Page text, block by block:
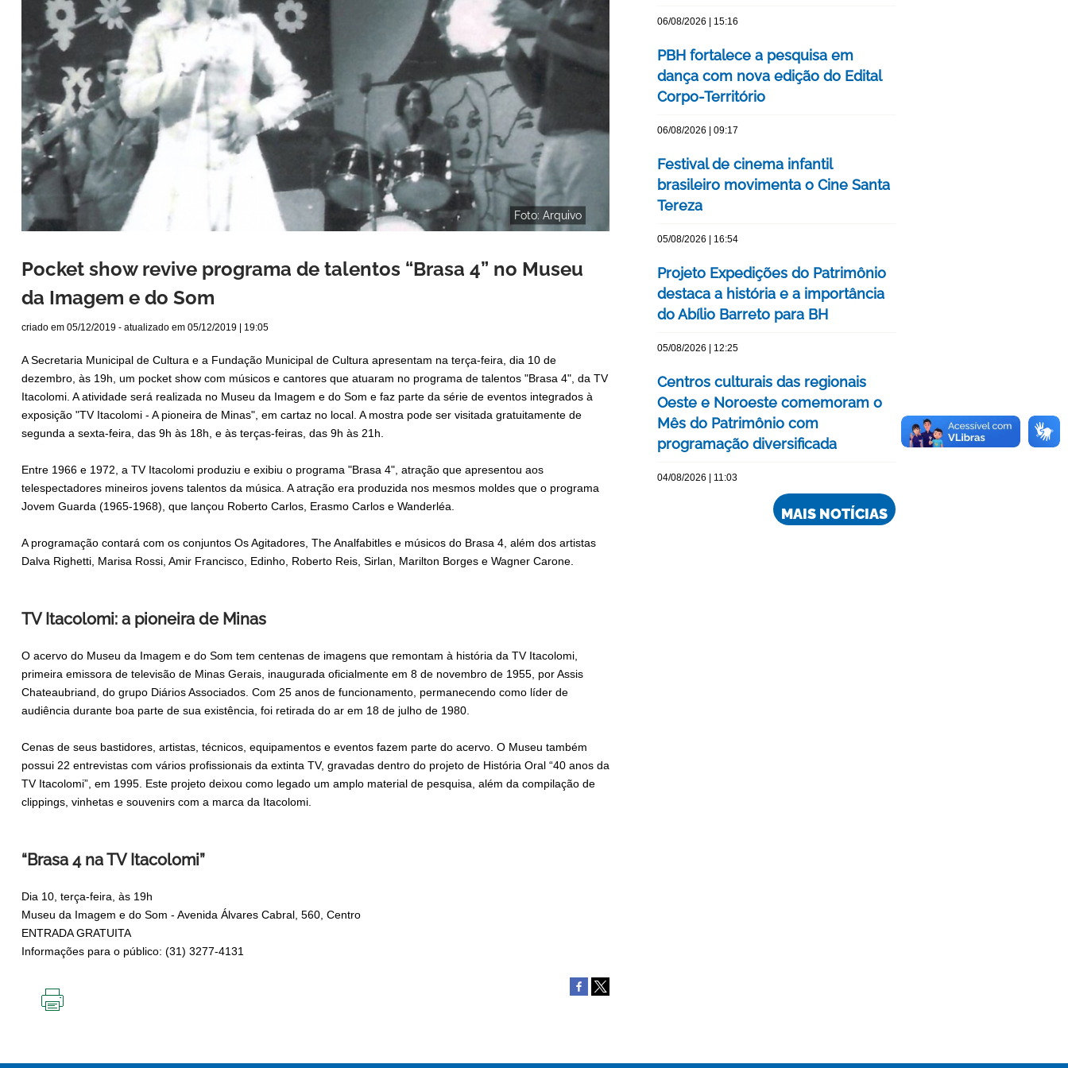
Foto: Arquivo
Pocket show revive programa de talentos “Brasa 4” no Museu
da Imagem e do Som
criado em 05/12/2019 - atualizado em 05/12/2019 | 19:05
A Secretaria Municipal de Cultura e a Fundação Municipal de Cultura apresentam na terça-feira, dia 10 de
dezembro, às 19h, um pocket show com músicos e cantores que atuaram no programa de talentos "Brasa 4", da TV
Itacolomi. A atividade será realizada no Museu da Imagem e do Som e faz parte da série de eventos integrados à
exposição "TV Itacolomi - A pioneira de Minas", em cartaz no local. A mostra pode ser visitada gratuitamente de
segunda a sexta-feira, das 9h às 18h, e às terças-feiras, das 9h às 21h.
Entre 1966 e 1972, a TV Itacolomi produziu e exibiu o programa "Brasa 4", atração que apresentou aos
telespectadores mineiros jovens talentos da música. A atração era produzida nos mesmos moldes que o programa
Jovem Guarda (1965-1968), que lançou Roberto Carlos, Erasmo Carlos e Wanderléa.
A programação contará com os conjuntos Os Agitadores, The Analfabitles e músicos do Brasa 4, além dos artistas
Dalva Righetti, Marisa Rossi, Amir Francisco, Edinho, Roberto Reis, Sirlan, Marilton Borges e Wagner Carone.
TV Itacolomi: a pioneira de Minas
O acervo do Museu da Imagem e do Som tem centenas de imagens que remontam à história da TV Itacolomi,
primeira emissora de televisão de Minas Gerais, inaugurada oficialmente em 8 de novembro de 1955, por Assis
Chateaubriand, do grupo Diários Associados. Com 25 anos de funcionamento, permanecendo como líder de
audiência durante boa parte de sua existência, foi retirada do ar em 18 de julho de 1980.
Cenas de seus bastidores, artistas, técnicos, equipamentos e eventos fazem parte do acervo. O Museu também
possui 22 entrevistas com vários profissionais da extinta TV, gravadas dentro do projeto de História Oral “40 anos da
TV Itacolomi”, em 1995. Este projeto deixou como legado um amplo material de pesquisa, além da compilação de
clippings, vinhetas e souvenirs com a marca da Itacolomi.
“Brasa 4 na TV Itacolomi”
Dia 10, terça-feira, às 19h
Museu da Imagem e do Som - Avenida Álvares Cabral, 560, Centro
ENTRADA GRATUITA
Informações para o público: (31) 3277-4131
06/08/2026 | 15:16
PBH fortalece a pesquisa em
dança com nova edição do Edital
Corpo-Território
06/08/2026 | 09:17
Festival de cinema infantil
brasileiro movimenta o Cine Santa
Tereza
05/08/2026 | 16:54
Projeto Expedições do Patrimônio
destaca a história e a importância
do Abílio Barreto para BH
05/08/2026 | 12:25
Centros culturais das regionais
Oeste e Noroeste comemoram o
Mês do Patrimônio com
programação diversificada
04/08/2026 | 11:03
MAIS NOTÍCIAS